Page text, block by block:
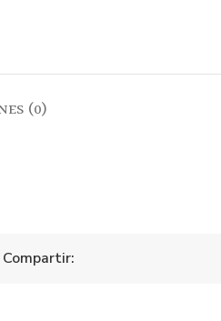
(0)
Compartir: